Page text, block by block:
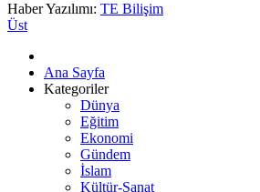
Haber Yazılımı: TE Bilişim
Üst
Ana Sayfa
Kategoriler
Dünya
Eğitim
Ekonomi
Gündem
İslam
Kültür-Sanat